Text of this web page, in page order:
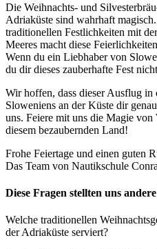
Die Weihnachts- und
Adriaküste sind wahrhaft
traditionellen Festlichkeiten mit
Meeres macht diese
Wenn du ein Liebhaber von
du dir dieses zauberhafte Fest
Wir hoffen, dass dieser Ausflug in
Sloweniens an der Küste dir
uns. Feiere mit uns die Magie
diesem bezaubernden Land!
Frohe Feiertage und einen guten
Das Team von Nautikschule
Diese Fragen stellten uns andere
Welche traditionellen
der Adriaküste serviert?